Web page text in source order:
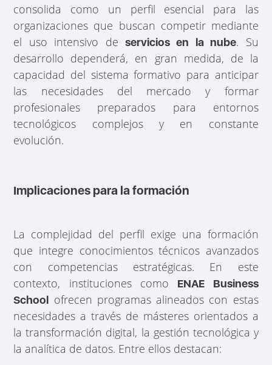
consolida como un perfil esencial para las
organizaciones que buscan competir mediante
el uso intensivo de servicios en la nube. Su
desarrollo dependerá, en gran medida, de la
capacidad del sistema formativo para anticipar
las necesidades del mercado y formar
profesionales preparados para entornos
tecnológicos complejos y en constante
evolución.
Implicaciones para la formación
La complejidad del perfil exige una formación
que integre conocimientos técnicos avanzados
con competencias estratégicas. En este
contexto, instituciones como
ENAE Business
School ofrecen programas alineados con estas
necesidades a través de másteres orientados a
la transformación digital, la gestión tecnológica y
la analítica de datos. Entre ellos destacan: